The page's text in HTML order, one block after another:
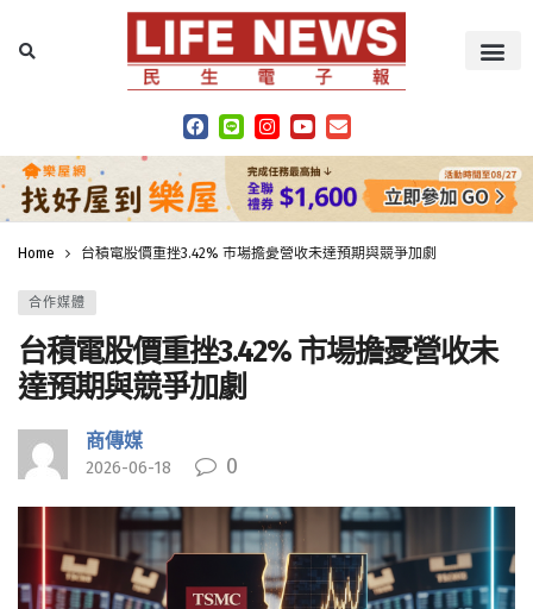
Home 台積電股價重挫3.42% 市場擔憂營收未達預期與競爭加劇
合作媒體
台積電股價重挫3.42% 市場擔憂營收未
達預期與競爭加劇
商傳媒
2026-06-18 0